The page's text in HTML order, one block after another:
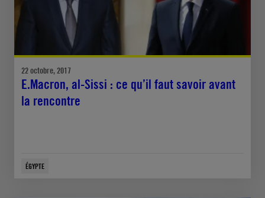
22 octobre, 2017
E.Macron, al-Sissi : ce qu’il faut savoir avant
la rencontre
ÉGYPTE